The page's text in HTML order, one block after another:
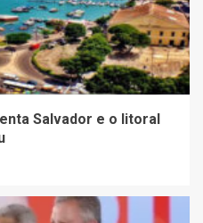
Salvador e o litoral